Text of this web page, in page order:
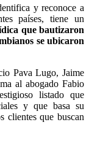
y reconoce a
países, tiene un
que bautizaron
se ubicaron
Pava Lugo, Jaime
al abogado Fabio
listado que
y que basa su
clientes que buscan